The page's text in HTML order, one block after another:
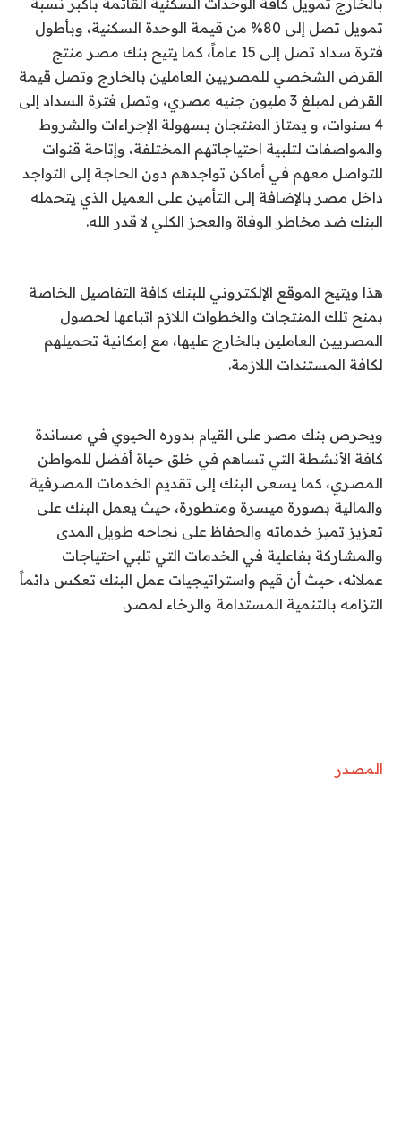
تمويل تصل إلى 80
% من قيمة الوحدة السكنية، وبأطول
فترة سداد تصل إلى 15 عاماً، كما يتيح بنك مصر منتج
القرض الشخصي للمصريين العاملين بالخارج وتصل قيمة
القرض لمبلغ 3 مليون جنيه مصري، وتصل فترة السداد إلى
4 سنوات، و يمتاز المنتجان بسهولة الإجراءات والشروط
والمواصفات لتلبية احتياجاتهم المختلفة، وإتاحة قنوات
للتواصل معهم في أماكن تواجدهم دون الحاجة إلى التواجد
داخل مصر بالإضافة إلى التأمين على العميل الذي يتحمله
البنك ضد مخاطر الوفاة والعجز الكلي لا قدر الله.
هذا ويتيح الموقع الإلكتروني للبنك كافة التفاصيل الخاصة
بمنح تلك المنتجات والخطوات اللازم اتباعها لحصول
المصريين العاملين بالخارج عليها، مع إمكانية تحميلهم
لكافة المستندات اللازمة.
ويحرص بنك مصر على القيام بدوره الحيوي في مساندة
كافة الأنشطة التي تساهم في خلق حياة أفضل للمواطن
المصري، كما يسعى البنك إلى تقديم الخدمات المصرفية
والمالية بصورة ميسرة ومتطورة، حيث يعمل البنك على
تعزيز تميز خدماته والحفاظ على نجاحه طويل المدى
والمشاركة بفاعلية في الخدمات التي تلبي احتياجات
عملائه، حيث أن قيم واستراتيجيات عمل البنك تعكس دائماً
التزامه بالتنمية المستدامة والرخاء لمصر.
المصدر